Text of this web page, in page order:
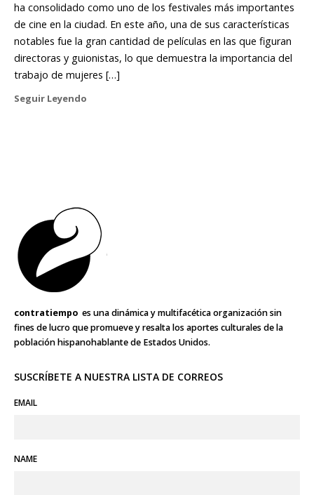
ha consolidado como uno de los festivales más importantes
de cine en la ciudad. En este año, una de sus características
notables fue la gran cantidad de películas en las que figuran
directoras y guionistas, lo que demuestra la importancia del
trabajo de mujeres […]
Seguir Leyendo
contratiempo es una dinámica y multifacética organización sin
fines de lucro que promueve y resalta los aportes culturales de la
población hispanohablante de Estados Unidos.
SUSCRÍBETE A NUESTRA LISTA DE CORREOS
EMAIL
NAME